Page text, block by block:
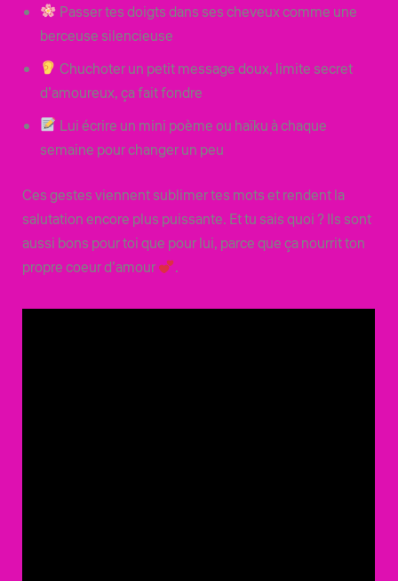
Passer tes doigts dans ses cheveux comme une
berceuse silencieuse
Chuchoter un petit message doux, limite secret
d’amoureux, ça fait fondre
Lui écrire un mini poème ou haïku à chaque
semaine pour changer un peu
Ces gestes viennent sublimer tes mots et rendent la
salutation encore plus puissante. Et tu sais quoi ? Ils sont
aussi bons pour toi que pour lui, parce que ça nourrit ton
propre coeur d’amour
.